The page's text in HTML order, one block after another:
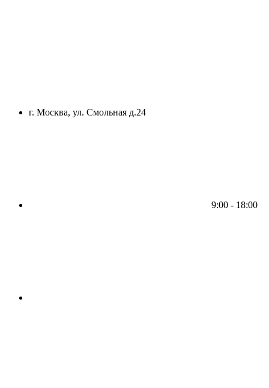
г. Москва, ул. Смольная д.24
9:00 - 18:00